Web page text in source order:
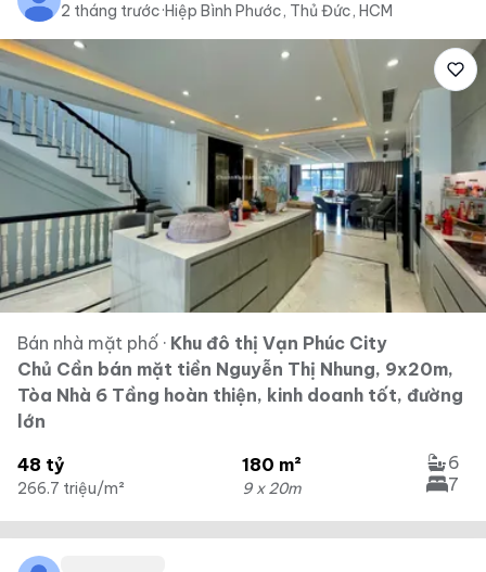
2 tháng trước·Hiệp Bình Phước, Thủ Đức, HCM
Bán nhà mặt phố · Khu đô thị Vạn Phúc City
Chủ Cần bán mặt tiền Nguyễn Thị Nhung, 9x20m,
Tòa Nhà 6 Tầng hoàn thiện, kinh doanh tốt, đường
lớn
48 tỷ
266.7 triệu/m²
180 m²
9 x 20m
6
7